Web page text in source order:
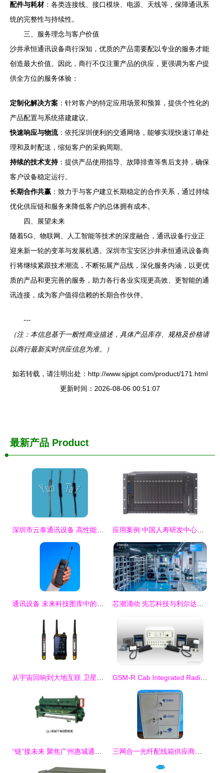
配件与耗材：各类连接线、接口模块、电源、天线等，保障通讯系
统的完整性与持续性。
三、服务理念与客户价值
沙井承恒通讯设备商行深知，优质的产品需要配以专业的服务才能
创造最大价值。因此，商行不仅注重产品的供应，更强调为客户提
供全方位的服务体验：
定制化解决方案 ：针对客户的特定应用场景和预算，提供个性化的
产品配置与系统搭建建议。
快速响应与物流：依托深圳便利的交通网络，能够实现快速订单处
理和及时配送，缩短客户的采购周期。
持续的技术支持：提供产品使用指导、故障排查等售后支持，确保
客户设备稳定运行。
长期合作共赢 ：致力于与客户建立长期稳定的合作关系，通过持续
优化供应链和服务来降低客户的总体拥有成本。
四、展望未来
随着5G、物联网、人工智能等技术的深度融合，通讯设备行业正
迎来新一轮的变革与发展机遇。深圳市宝安区沙井承恒通讯设备商
行将继续紧跟技术潮流，不断拓展产品线，深化服务内涵，以更优
质的产品和更完善的服务，助力各行各业实现更高效、更智能的通
讯连接，成为客户值得信赖的长期合作伙伴。
---
（注：本信息基于一般性商业描述，具体产品库存、规格及价格请
以商行最新实时供应信息为准。）
如若转载，请注明出处：http://www.sjpjpt.com/product/171.html
更新时间：2026-08-06 00:51:07
最新产品 Product